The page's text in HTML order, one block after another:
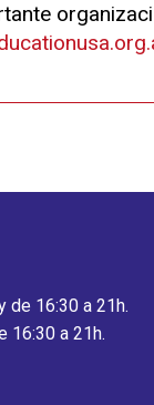
de 16:30 a 21h.
16:30 a 21h.